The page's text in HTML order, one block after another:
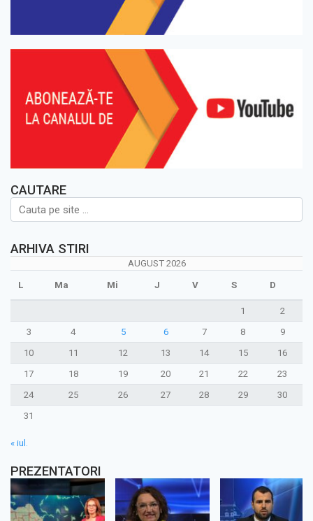
CAUTARE
ARHIVA STIRI
AUGUST 2026
L Ma Mi J V S D
1
2
3
4 5 6 7 8
9
10
11 12 13 14 15
16
17
18 19 20 21 22
23
24
25 26 27 28 29
30
31
« iul.
PREZENTATORI